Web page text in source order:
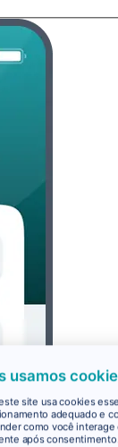
usamos
site usa cookies
adequado e
como você
após consentimento.